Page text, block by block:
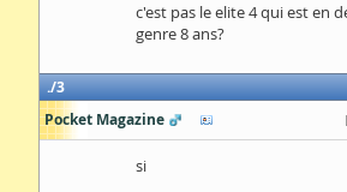
c'est pas le elite 4 qui est en
genre 8 ans?
3
Pocket Magazine
si